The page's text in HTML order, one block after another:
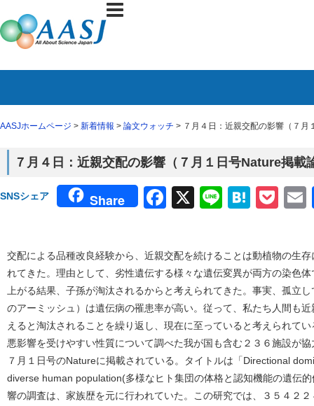
AASJホームページ > 新着情報 > 論文ウォッチ > ７月４日：近親交配の影響（７月
７月４日：近親交配の影響（７月１日号Nature掲載
SNSシェア Share Facebook
X Line
交配による品種改良経験から、近親交配を続けることは動植物の生
れてきた。理由として、劣性遺伝する様々な遺伝変異が両方の染色
上がる結果、子孫が淘汰されるからと考えられてきた。事実、孤立
のアーミッシュ）は遺伝病の罹患率が高い。従って、私たち人間も
えると淘汰されることを繰り返し、現在に至っていると考えられて
悪影響を受けやすい性質について調べた我が国も含む２３６施設が
７月１日号のNatureに掲載されている。タイトルは「Directional
diverse human population(多様なヒト集団の体格と認知機能の遺伝
響の調査は、家族歴を元に行われていた。この研究では、３５４２